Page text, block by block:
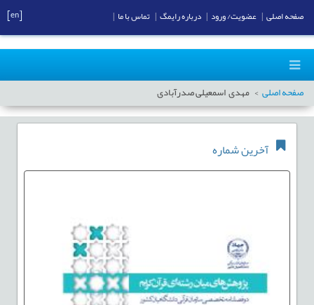
صفحه اصلی مهدی اسمعیلی صدرآبادی
آخرین شماره
صفحه اصلی عضویت/ ورود درباره رایمگ تماس با ما